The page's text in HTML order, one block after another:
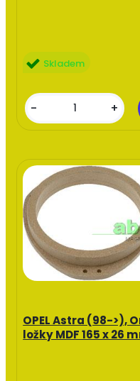
Skladem
- +
OPEL Astra (98->),
ložky MDF 165 x 26